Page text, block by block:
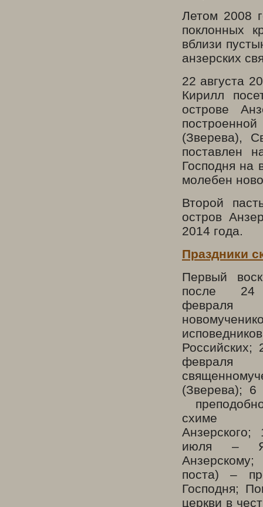
Летом 2008
поклонных
вблизи
анзерских
22 августа
Кирилл
острове
(Зверева),
поставлен
Господня на
молебен
Второй
остров
2014 года.
Праздники
Первый
после 24
исповедников
(Зверева);
схиме
июля –
Анзерскому;
поста) –
Господня;
церкви в